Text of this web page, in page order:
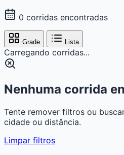
0 corridas encontradas
Grade Lista
Carregando corridas...
Nenhuma corrida
Tente remover filtros ou
cidade ou distância.
Limpar filtros